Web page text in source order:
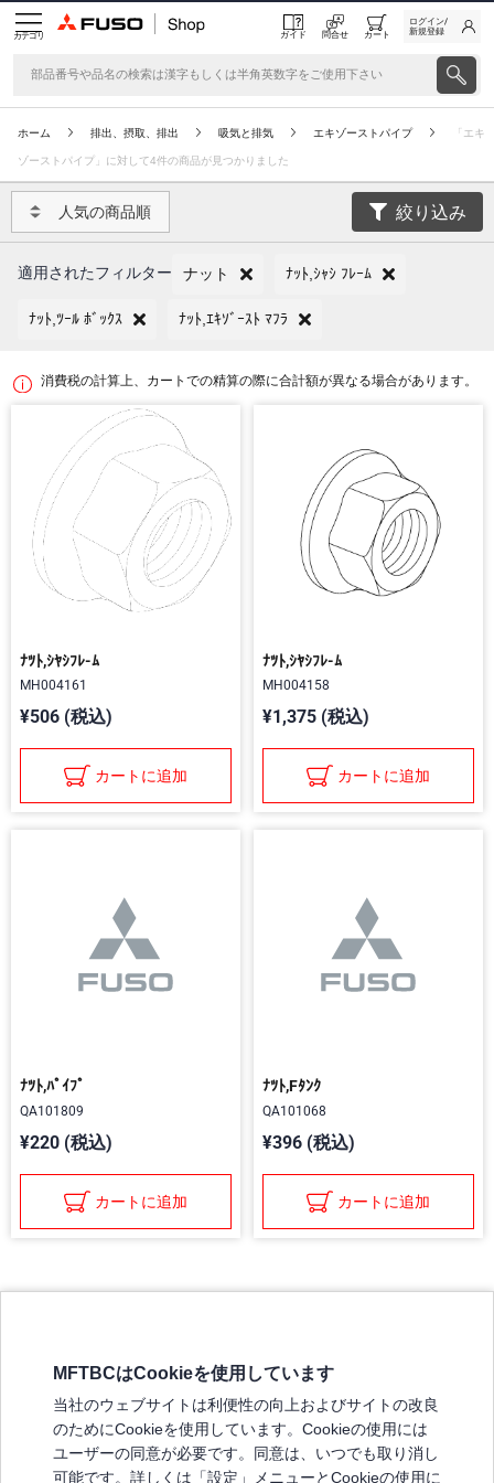
カテゴリ ガイド 問合せ カート
ログイン/
新規登録
ホーム 排出、摂取、排出 吸気と排気 エキゾーストパイプ 「エキ
ゾーストパイプ」に対して4件の商品が見つかりました
人気の商品順 絞り込み
適用されたフィルター ナット ﾅｯﾄ,ｼｬｼ ﾌﾚｰﾑ
ﾅｯﾄ,ﾂｰﾙ ﾎﾞｯｸｽ ﾅｯﾄ,ｴｷｿﾞｰｽﾄ ﾏﾌﾗ
消費税の計算上、カートでの精算の際に合計額が異なる場合があります。
ﾅﾂﾄ,ｼﾔｼﾌﾚ-ﾑ
MH004161
¥506 (税込)
カートに追加
ﾅﾂﾄ,ｼﾔｼﾌﾚ-ﾑ
MH004158
¥1,375 (税込)
カートに追加
ﾅﾂﾄ,ﾊﾟｲﾌﾟ
QA101809
¥220 (税込)
カートに追加
ﾅﾂﾄ,Fﾀﾝｸ
QA101068
¥396 (税込)
カートに追加
弊社の製品について
販売店リスト
MFTBCはCookieを使用しています
当社のウェブサイトは利便性の向上およびサイトの改良
のためにCookieを使用しています。Cookieの使用には
ユーザーの同意が必要です。同意は、いつでも取り消し
可能です。詳しくは「設定」メニューとCookieの使用に